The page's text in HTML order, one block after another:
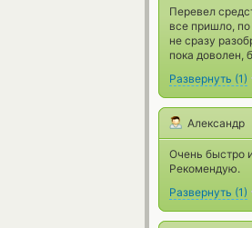
Перевел
все пришло,
не сразу
пока доволен,
Развернуть (1)
Александр
Очень быстро
Рекомендую.
Развернуть (1)